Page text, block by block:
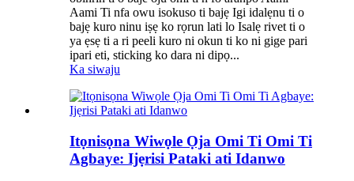
Aami Ti nfa owu isokuso ti bajẹ Igi idalẹnu ti o
bajẹ kuro ninu iṣẹ ko rọrun lati lo Isalẹ rivet ti o
ya ẹsẹ ti a ri peeli kuro ni okun ti ko ni gige pari
ipari eti, sticking ko dara ni dipọ...
Ka siwaju
Itọnisọna Wiwọle Ọja Omi Ti Omi Ti
Agbaye: Ijẹrisi Pataki ati Idanwo